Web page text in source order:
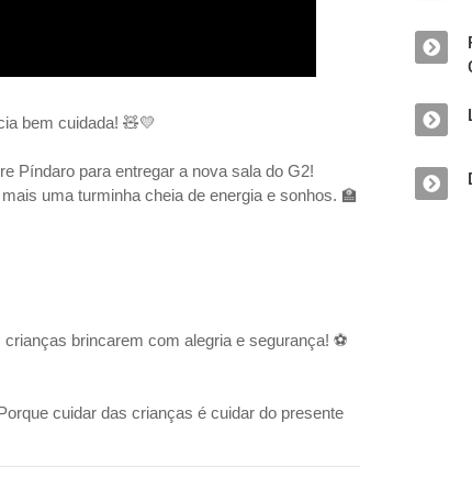
bem cuidada! 🧸💛
Píndaro para entregar a nova sala do G2!
uma turminha cheia de energia e sonhos. 🏫
brincarem com alegria e segurança! ⚽
cuidar das crianças é cuidar do presente